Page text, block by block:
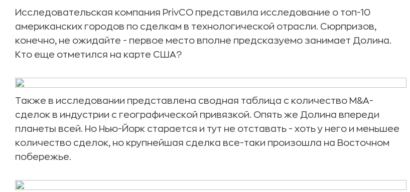
Исследовательская компания PrivCO представила исследование о топ-10
американских городов по сделкам в технологической отрасли. Сюрпризов,
конечно, не ожидайте - первое место вполне предсказуемо занимает Долина.
Кто еще отметился на карте США?
Также в исследовании представлена сводная таблица с количество M&A-
сделок в индустрии с географической привязкой. Опять же Долина впереди
планеты всей. Но Нью-Йорк старается и тут не отставать - хоть у него и меньшее
количество сделок, но крупнейшая сделка все-таки произошла на Восточном
побережье.